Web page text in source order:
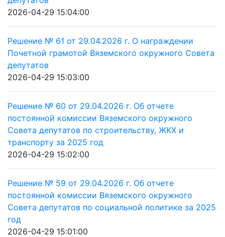
2026-04-29 15:04:00
Решение № 61 от 29.04.2026 г. О награждении
Почетной грамотой Вяземского окружного Совета
депутатов
2026-04-29 15:03:00
Решение № 60 от 29.04.2026 г. Об отчете
постоянной комиссии Вяземского окружного
Совета депутатов по строительству, ЖКХ и
транспорту за 2025 год
2026-04-29 15:02:00
Решение № 59 от 29.04.2026 г. Об отчете
постоянной комиссии Вяземского окружного
Совета депутатов по социальной политике за 2025
год
2026-04-29 15:01:00